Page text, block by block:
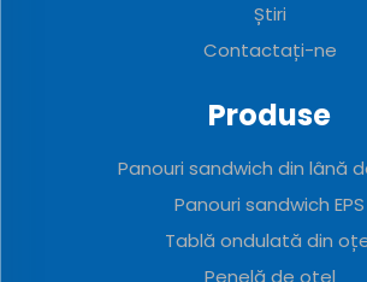
Știri
Contactați-ne
Produse
Panouri sandwich din lână
Panouri sandwich EPS
Tablă ondulată din
Penelă de oțel